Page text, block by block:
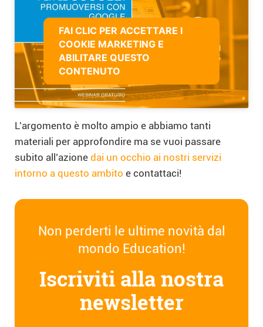
FAI CLIC PER ACCETTARE I
COOKIE MARKETING E
ABILITARE QUESTO
CONTENUTO
L’argomento è molto ampio e abbiamo tanti
materiali per approfondire ma se vuoi passare
subito all’azione dai un occhio ai nostri servizi
intorno a questo ambito e contattaci!
Non perderti le ultime novità dal
mondo Education!
Iscriviti alla nostra
newsletter